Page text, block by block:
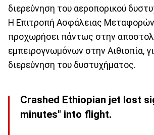
διερεύνηση του αεροπορικού
Η Επιτροπή Ασφάλειας
προχωρήσει πάντως στην
εμπειρογνωμόνων στην Αιθιοπία,
διερεύνηση του δυστυχήματος.
Crashed Ethiopian jet lost
minutes" into flight.